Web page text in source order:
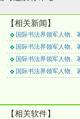
【相关新闻】
国际书法界领军人物、著名书
国际书法界领军人物、著名书
国际书法界领军人物、著名书
国际书法界领军人物、著名书
【相关软件】